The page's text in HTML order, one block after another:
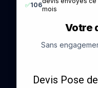
✅106
mois
Votre
Sans
Devis Pose